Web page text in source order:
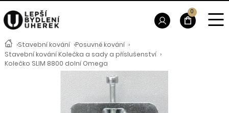
›Stavební kování ›Posuvné kování ›
Stavební kování Kolečka a sady a příslušenství ›
Kolečko SLIM 8800 dolní Omega
0